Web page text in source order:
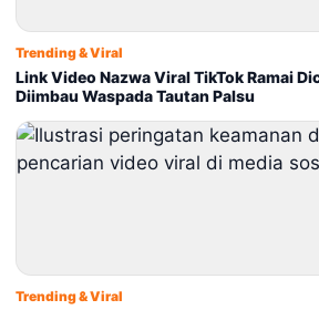
Trending & Viral
Link Video Nazwa Viral TikTok Ramai
Diimbau Waspada Tautan Palsu
Trending & Viral